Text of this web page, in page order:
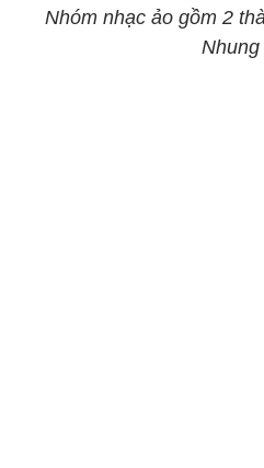
Nhóm nhạc ảo gồm 2
Nhung